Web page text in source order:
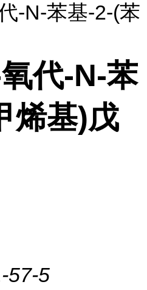
-N-苯基-2-(苯
代-N-苯
烯基)戊
57-5